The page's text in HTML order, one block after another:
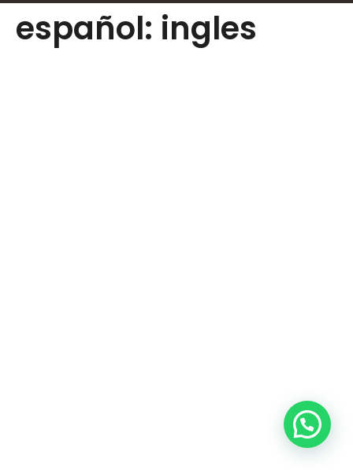
español: ingles